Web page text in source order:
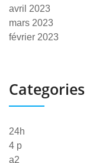
avril 2023
mars 2023
février 2023
Categories
24h
4 p
a2